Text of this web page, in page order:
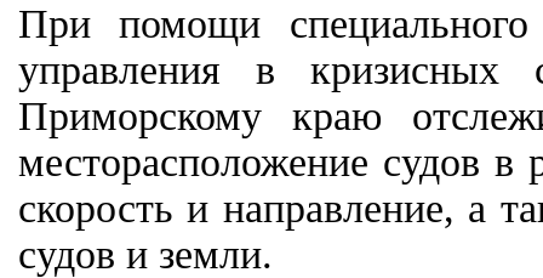
При помощи
управления в
Приморскому краю
месторасположение судов
скорость и направление, а
судов и земли.